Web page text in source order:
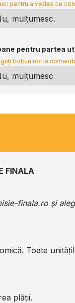
pentru a vedea ce
pentru partea
bolțuri noi la
FINALA
finala.ro și
Toate
plății.